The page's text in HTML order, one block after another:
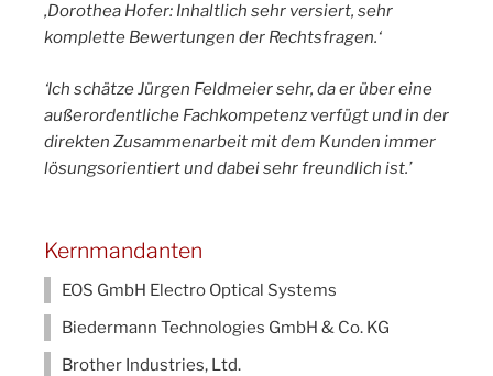
‚Dorothea Hofer: Inhaltlich sehr versiert, sehr
komplette Bewertungen der Rechtsfragen.‘
‘Ich schätze Jürgen Feldmeier sehr, da er über eine
außerordentliche Fachkompetenz verfügt und in der
direkten Zusammenarbeit mit dem Kunden immer
lösungsorientiert und dabei sehr freundlich ist.’
Kernmandanten
EOS GmbH Electro Optical Systems
Biedermann Technologies GmbH & Co. KG
Brother Industries, Ltd.